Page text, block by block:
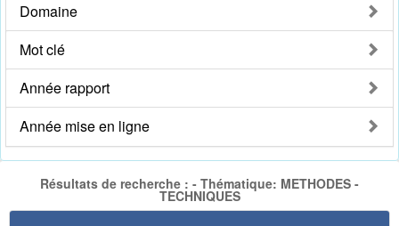
Domaine
Mot clé
Année rapport
Année mise en ligne
Résultats de recherche : - Thématique: METHODES -
TECHNIQUES